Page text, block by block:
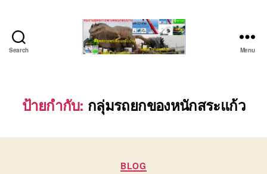
Search
เครื่องจักร
ระยอง
(บริษัท
พาณิชย์
Menu
ป้ายกำกับ: กลุ่มรถยกของหนักสระแก้ว
Categories
BLOG